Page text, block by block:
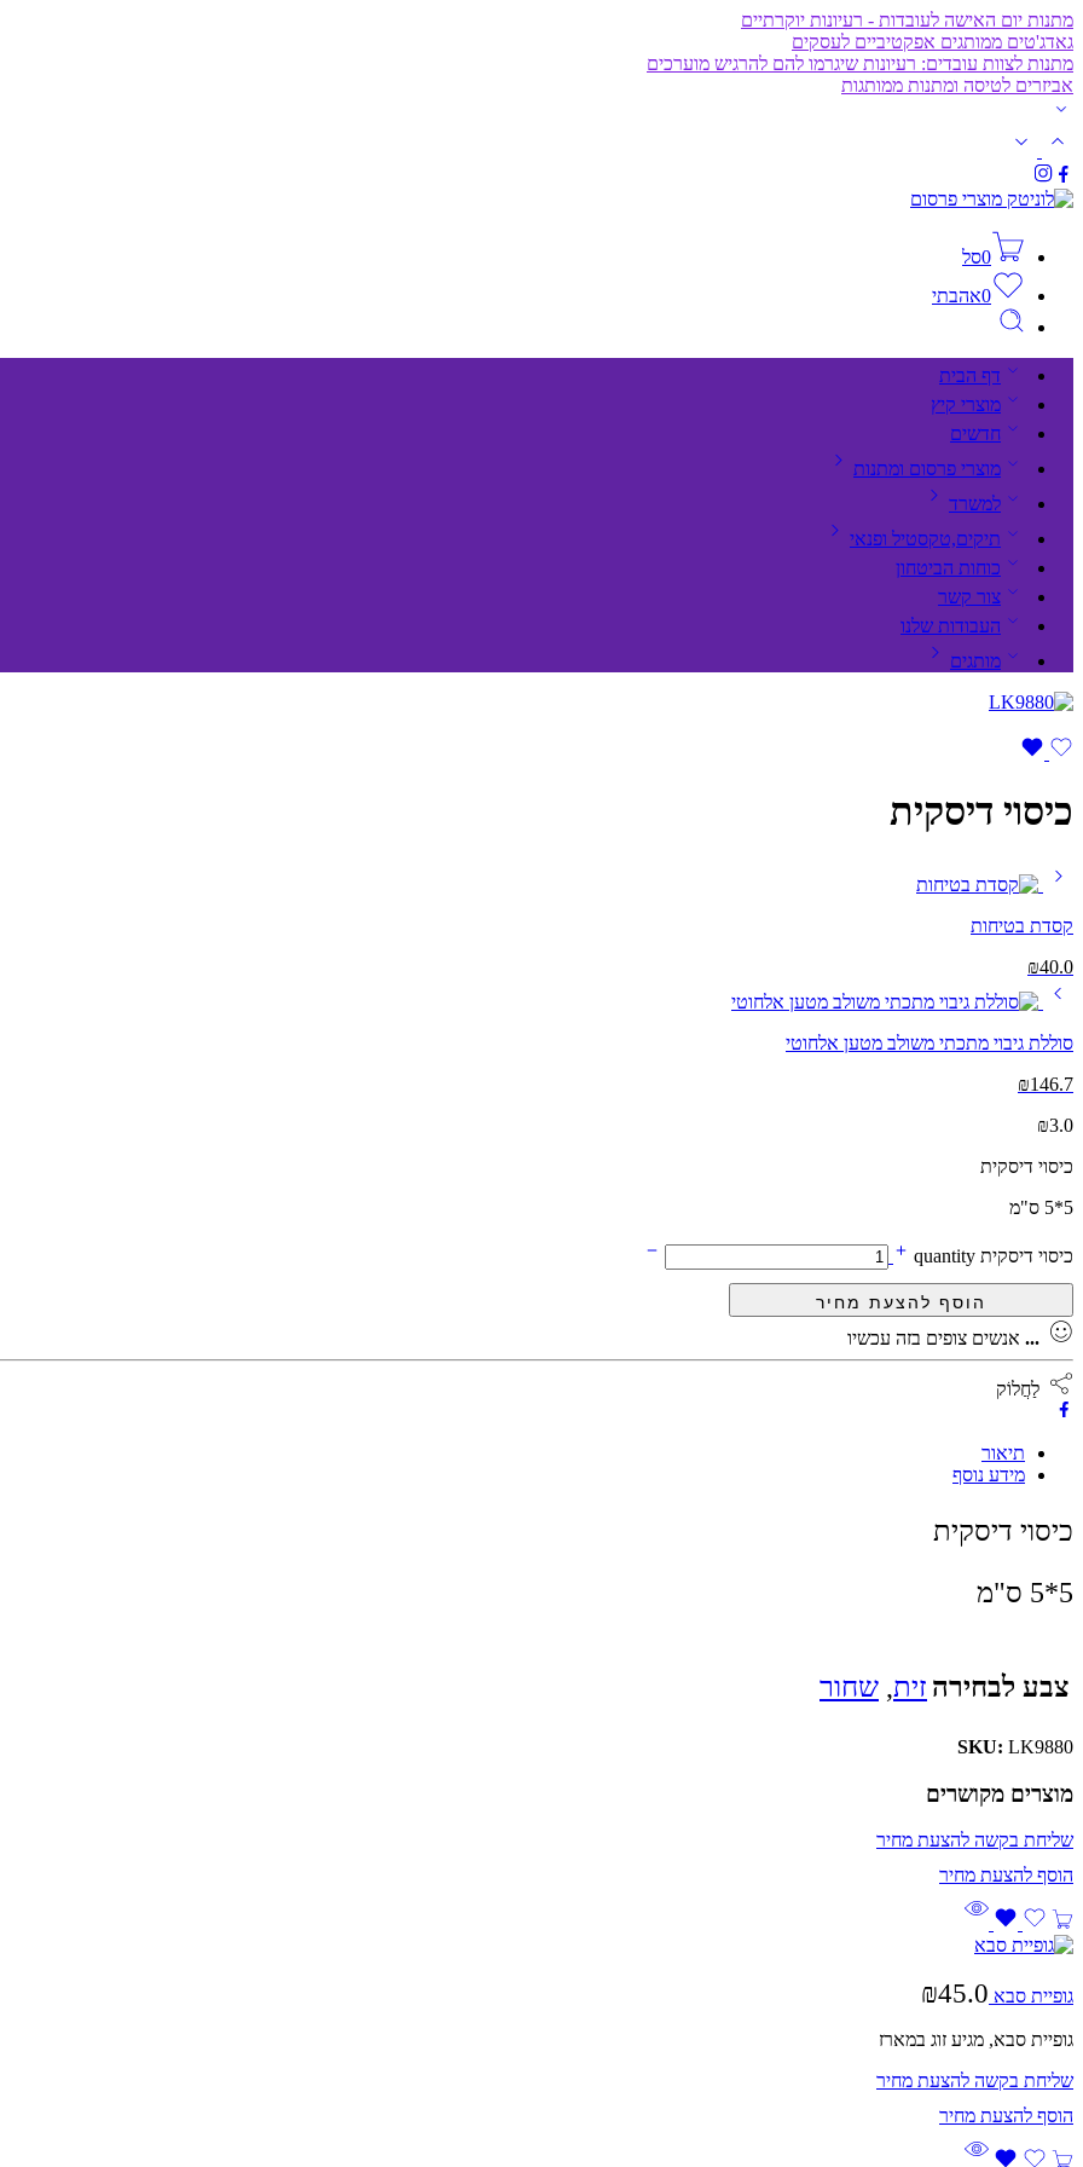
מתנות יום האישה לעובדות - רעיונות יוקרתיים
גאדג'טים ממותגים אפקטיביים לעסקים
מתנות לצוות עובדים: רעיונות שיגרמו להם להרגיש מוערכים
אביזרים לטיסה ומתנות ממותגות
0סל
0אהבתי
דף הבית
מוצרי קיץ
חדשים
מוצרי פרסום ומתנות
למשרד
תיקים,טקסטיל ופנאי
כוחות הביטחון
צור קשר
העבודות שלנו
מותגים
כיסוי דיסקית
קסדת בטיחות
₪40.0
סוללת גיבוי מתכתי משולב מטען אלחוטי
₪146.7
₪3.0
כיסוי דיסקית
5*5 ס"מ
כיסוי דיסקית quantity
... אנשים צופים בזה עכשיו
לַחֲלוֹק
תיאור
מידע נוסף
כיסוי דיסקית
5*5 ס"מ
צבע לבחירה זית, שחור
SKU: LK9880
מוצרים מקושרים
שליחת בקשה להצעת מחיר
גופיית סבא ₪45.0
גופיית סבא, מגיע זוג במארז
שליחת בקשה להצעת מחיר